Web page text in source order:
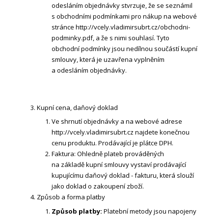
odesláním objednávky stvrzuje, že se seznámil
s obchodními podmínkami pro nákup na webové
stránce http://vcely.vladimirsubrt.cz/obchodni-
podminky.pdf, a že s nimi souhlasí. Tyto
obchodní podmínky jsou nedílnou součástí kupní
smlouvy, která je uzavřena vyplněním
a odesláním objednávky.
Kupní cena, daňový doklad
Ve shrnutí objednávky a na webové adrese
http://vcely.vladimirsubrt.cz najdete konečnou
cenu produktu. Prodávající je plátce DPH.
Faktura: Ohledně plateb prováděných
na základě kupní smlouvy vystaví prodávající
kupujícímu daňový doklad - fakturu, která slouží
jako doklad o zakoupení zboží.
Způsob a forma platby
Způsob platby: Platební metody jsou napojeny